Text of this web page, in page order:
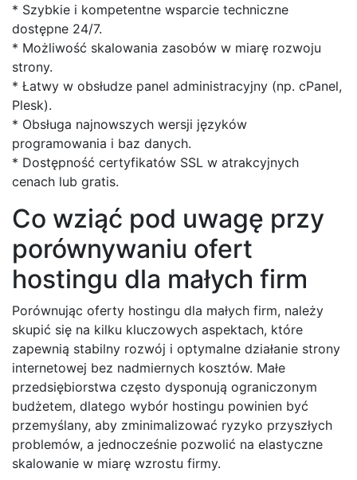
* Szybkie i kompetentne wsparcie techniczne
dostępne 24/7.
* Możliwość skalowania zasobów w miarę rozwoju
strony.
* Łatwy w obsłudze panel administracyjny (np. cPanel,
Plesk).
* Obsługa najnowszych wersji języków
programowania i baz danych.
* Dostępność certyfikatów SSL w atrakcyjnych
cenach lub gratis.
Co wziąć pod uwagę przy
porównywaniu ofert
hostingu dla małych firm
Porównując oferty hostingu dla małych firm, należy
skupić się na kilku kluczowych aspektach, które
zapewnią stabilny rozwój i optymalne działanie strony
internetowej bez nadmiernych kosztów. Małe
przedsiębiorstwa często dysponują ograniczonym
budżetem, dlatego wybór hostingu powinien być
przemyślany, aby zminimalizować ryzyko przyszłych
problemów, a jednocześnie pozwolić na elastyczne
skalowanie w miarę wzrostu firmy.